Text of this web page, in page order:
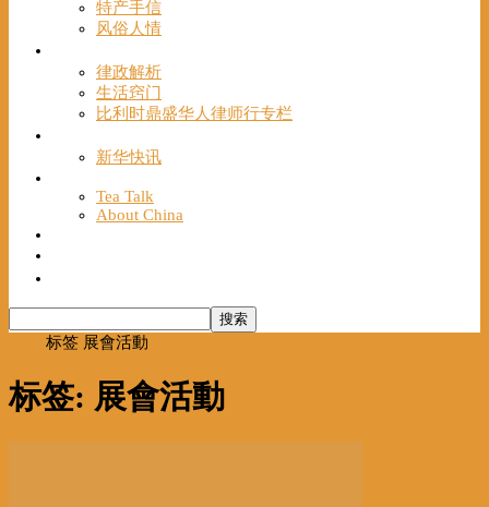
特产手信
风俗人情
律政解析
生活窍门
比利时鼎盛华人律师行专栏
新华快讯
Tea Talk
About China
标签 展會活動
标签: 展會活動